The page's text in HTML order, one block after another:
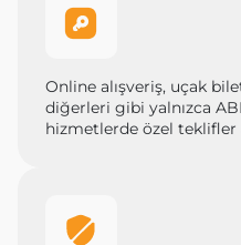
Online alışveriş, uçak
diğerleri gibi yalnızca
hizmetlerde özel teklifler